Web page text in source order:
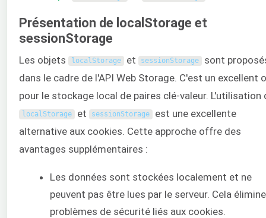
Présentation de localStorage et
sessionStorage
Les objets localStorage et sessionStorage
sont
dans le cadre de l'API Web Storage. C'est un excellent
pour le stockage local de paires clé-valeur. L'utilisation
localStorage et sessionStorage
est une excellente
alternative aux cookies. Cette approche offre des
avantages supplémentaires :
Les données sont stockées localement et ne
peuvent pas être lues par le serveur. Cela
problèmes de sécurité liés aux cookies.